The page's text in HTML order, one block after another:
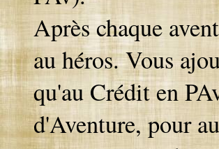
Après chaque
au héros. Vous
qu'au Crédit en
d'Aventure, pour